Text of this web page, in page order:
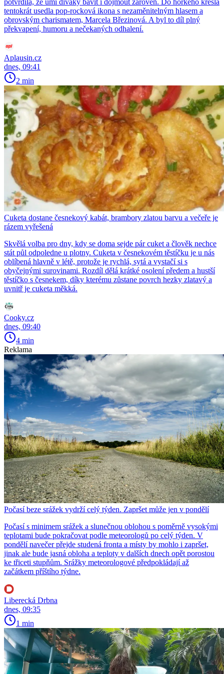
potvrdila, že umí diváky bavit i dojmout zároveň. Do horkého křesla
tentokrát usedla pop-rocková ikona s nezaměnitelným hlasem a
obrovským charismatem, Marcela Březinová. A byl to díl plný
překvapení, humoru a nečekaných odhalení.
Aplausin.cz
dnes, 09:41
2 min
Cuketa dostane česnekový kabát, brambory zlatou barvu a večeře je
rázem vyřešená
Skvělá volba pro dny, kdy se doma sejde pár cuket a člověk nechce
stát půl odpoledne u plotny. Cuketa v česnekovém těstíčku je u nás
oblíbená hlavně v létě, protože je rychlá, sytá a vystačí si s
obyčejnými surovinami. Rozdíl dělá krátké osolení předem a hustší
těstíčko s česnekem, díky kterému zůstane povrch hezky zlatavý a
uvnitř je cuketa měkká.
Cooky.cz
dnes, 09:40
4 min
Reklama
Počasí beze srážek vydrží celý týden. Zapršet může jen v pondělí
Počasí s minimem srážek a slunečnou oblohou s poměrně vysokými
teplotami bude pokračovat podle meteorologů po celý týden. V
pondělí navečer přejde studená fronta a místy by mohlo i zapršet,
jinak ale bude jasná obloha a teploty v dalších dnech opět porostou
ke třiceti stupňům. Srážky meteorologové předpokládají až
začátkem příštího týdne.
Liberecká Drbna
dnes, 09:35
1 min